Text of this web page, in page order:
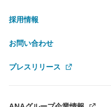
採用情報
お問い合わせ
プレスリリース